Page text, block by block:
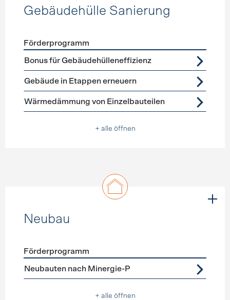
Gebäudehülle Sanierung
Förderprogramme Gebäudehülle Sanierung
Förderprogramm
Bonus für Gebäudehülleneffizienz
Gebäude in Etappen erneuern
Wärmedämmung von Einzelbauteilen
+ alle öffnen
Neubau
Förderprogramme Neubau
Förderprogramm
Neubauten nach Minergie-P
+ alle öffnen